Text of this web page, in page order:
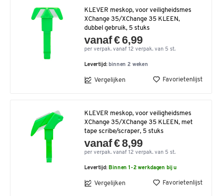
KLEVER meskop, voor veiligheidsmes
XChange 35/XChange 35 KLEEN,
dubbel gebruik, 5 stuks
vanaf € 6,99
per verpak. vanaf 12 verpak. van 5 st.
Levertijd:binnen 2 weken
Vergelijken Favorietenlijst
KLEVER meskop, voor veiligheidsmes
XChange 35/XChange 35 KLEEN, met
tape scribe/scraper, 5 stuks
vanaf € 8,99
per verpak. vanaf 12 verpak. van 5 st.
Levertijd:Binnen 1-2 werkdagen bij u
Vergelijken Favorietenlijst